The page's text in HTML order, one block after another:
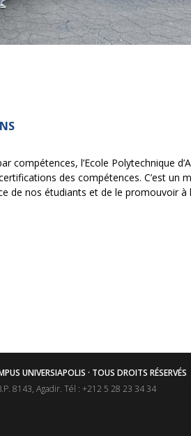
compétences, l’Ecole Polytechnique
des compétences. C’est un
de nos étudiants et de le promouvoir à
UNIVERSIAPOLIS · TOUS DROITS RÉSERVÉS
8143, Agadir. Tél : +212 5 28 23 34 34